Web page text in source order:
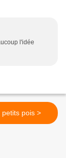
l'idée
Flan aux petits pois >